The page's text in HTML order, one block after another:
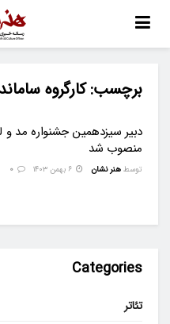
برچسب:کارگروه
دبیر سیزدهمین جشنواره مد و
منصوب شد
توسط هنر نشان
Categories
تئاتر